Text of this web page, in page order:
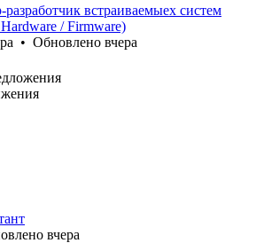
встраиваемыех систем
/ Firmware)
• Обновлено вчера
вчера